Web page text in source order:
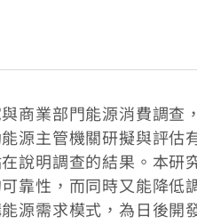
商業部門能源消費調查
源主管機關研擬與評估
說明調查的結果。本研
靠性，而同時又能降低
源需求模式，為日後開